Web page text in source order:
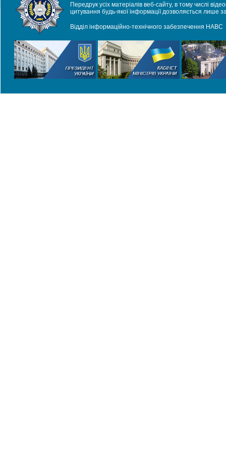
Передрук усіх матеріалів веб-сайту, в тому числі
цитування будь-якої інформації дозволяється лише
Відділ інформаційно-технічного забезпечення НАВС